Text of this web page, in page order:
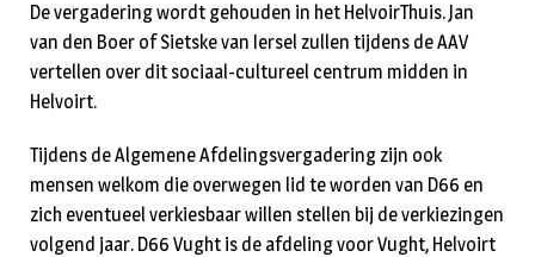
De vergadering wordt gehouden in het HelvoirThuis. Jan
van den Boer of Sietske van Iersel zullen tijdens de AAV
vertellen over dit sociaal-cultureel centrum midden in
Helvoirt.
Tijdens de Algemene Afdelingsvergadering zijn ook
mensen welkom die overwegen lid te worden van D66 en
zich eventueel verkiesbaar willen stellen bij de verkiezingen
volgend jaar. D66 Vught is de afdeling voor Vught, Helvoirt